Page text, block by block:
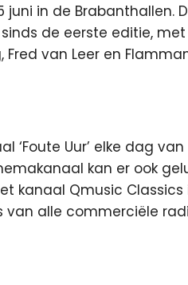
in de Brabanthallen.
de eerste editie, met
Fred van Leer en
Uur’ elke dag
kan er ook
kanaal Qmusic
van alle commerciële